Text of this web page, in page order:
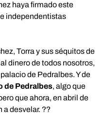
haya firmado este
independentistas
Torra y sus séquitos de
dinero de todos nosotros,
de Pedralbes. Y de
de Pedralbes, algo que
que ahora, en abril de
a desvelar. ??